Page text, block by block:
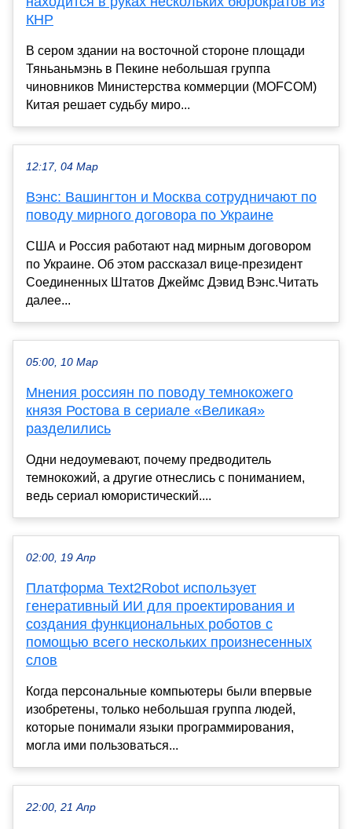
КНР
В сером здании на восточной стороне площади
Тяньаньмэнь в Пекине небольшая группа
чиновников Министерства коммерции (MOFCOM)
Китая решает судьбу миро...
12:17, 04 Мар
Вэнс: Вашингтон и Москва сотрудничают по
поводу мирного договора по Украине
США и Россия работают над мирным договором
по Украине. Об этом рассказал вице-президент
Соединенных Штатов Джеймс Дэвид Вэнс.Читать
далее...
05:00, 10 Мар
Мнения россиян по поводу темнокожего
князя Ростова в сериале «Великая»
разделились
Одни недоумевают, почему предводитель
темнокожий, а другие отнеслись с пониманием,
ведь сериал юмористический....
02:00, 19 Апр
Платформа Text2Robot использует
генеративный ИИ для проектирования и
создания функциональных роботов с
помощью всего нескольких произнесенных
слов
Когда персональные компьютеры были впервые
изобретены, только небольшая группа людей,
которые понимали языки программирования,
могла ими пользоваться...
22:00, 21 Апр